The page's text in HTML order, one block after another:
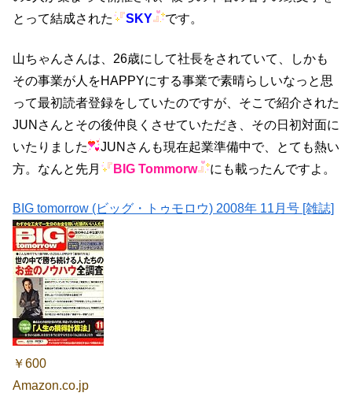
とって結成された
SKY です。
山ちゃんさんは、26歳にして社長をされていて、しかも
その事業が人をHAPPYにする事業で素晴らしいなっと思
って最初読者登録をしていたのですが、そこで紹介された
JUNさんとその後仲良くさせていただき、その日初対面に
いたりました
JUNさんも現在起業準備中で、とても熱い
方。なんと先月
BIG Tommorw にも載ったんですよ。
BIG tomorrow (ビッグ・トゥモロウ) 2008年 11月号 [雑誌]
￥600
Amazon.co.jp